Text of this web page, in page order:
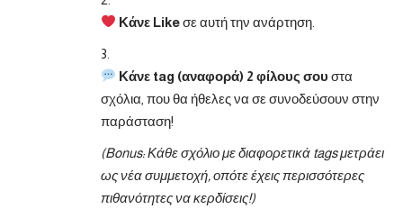
Κάνε Likeσε αυτή την ανάρτηση.
Κάνε tag (αναφορά) 2 φίλους σου στα
σχόλια, που θα ήθελες να σε συνοδεύσουν στην
παράσταση!
(Bonus: Κάθε σχόλιο με διαφορετικά tags μετράει
ως νέα συμμετοχή, οπότε έχεις περισσότερες
πιθανότητες να κερδίσεις!)